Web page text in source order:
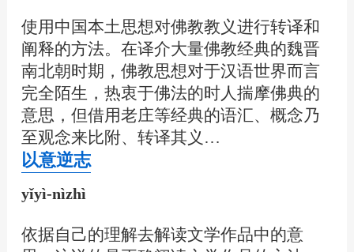
使用中国本土思想对佛教教义进行转译和
阐释的方法。在译介大量佛教经典的魏晋
南北朝时期，佛教思想对于汉语世界而言
完全陌生，热衷于佛法的时人揣摩佛典的
意思，但借用老庄等经典的语汇、概念乃
至观念来比附、转译其义…
以意逆志
yǐyì-nìzhì
依据自己的理解去解读文学作品中的意